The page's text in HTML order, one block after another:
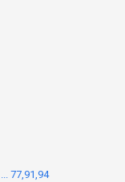
77,91,94